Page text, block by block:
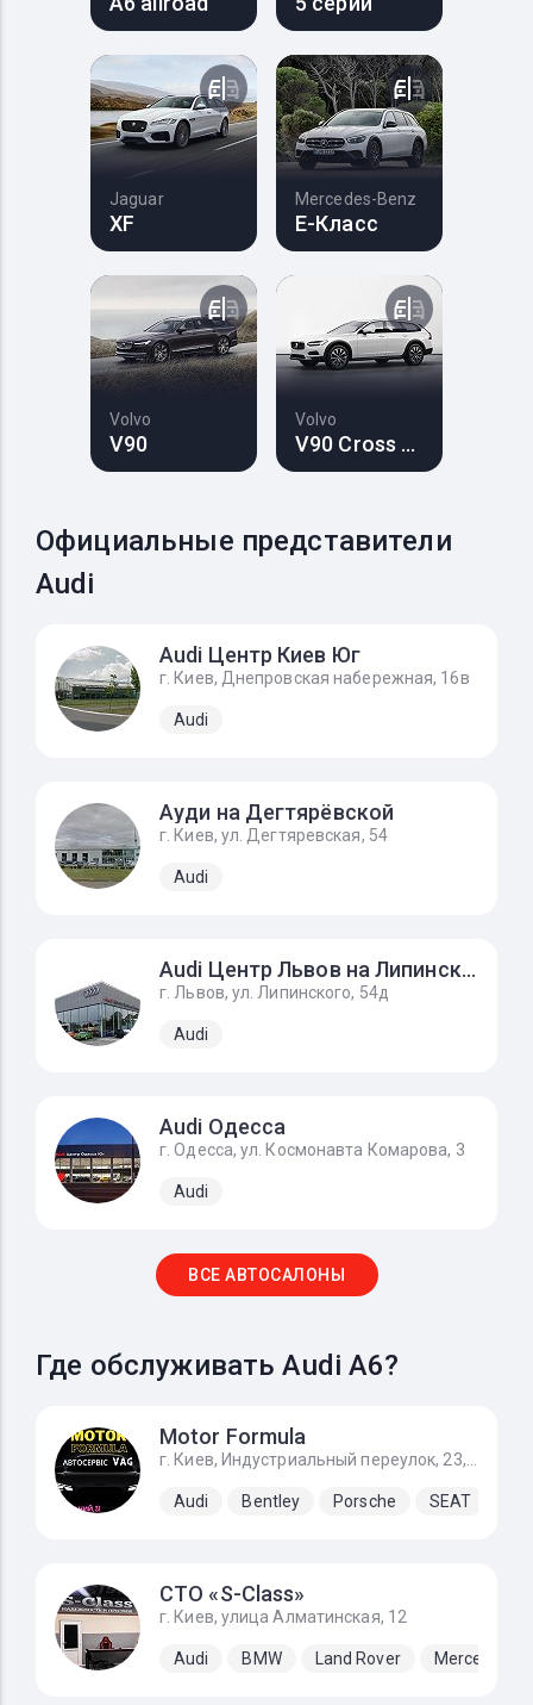
Jaguar
XF
Mercedes-Benz
E-Класс
Volvo
V90
Volvo
V90 Cross Country
Официальные представители
Audi
Audi Центр Киев Юг
г. Киев, Днепровская набережная, 16в
Audi
Ауди на Дегтярёвской
г. Киев, ул. Дегтяревская, 54
Audi
Audi Центр Львов на Липинского
г. Львов, ул. Липинского, 54д
Audi
Audi Одесса
г. Одесса, ул. Космонавта Комарова, 3
Audi
ВСЕ АВТОСАЛОНЫ
Где обслуживать Audi A6?
Motor Formula
Audi Bentley Porsche SEAT
СТО «S-Class»
г. Киев, улица Алматинская, 12
Audi BMW Land Rover Mercedes-